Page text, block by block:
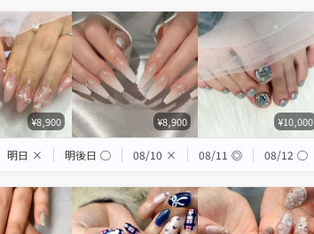
¥8,900 ¥8,900 ¥10,000
明日 × 明後日 ◯ 08/10 × 08/11 ◎ 08/12 ◯